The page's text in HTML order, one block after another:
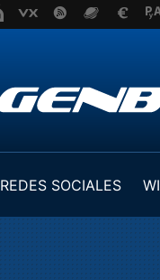
REDES SOCIALES